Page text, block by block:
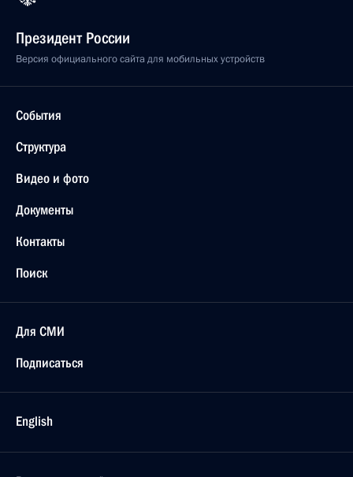
Президент России
Версия официального сайта для мобильных устройств
События
Структура
Видео и фото
Документы
Контакты
Поиск
Для СМИ
Подписаться
English